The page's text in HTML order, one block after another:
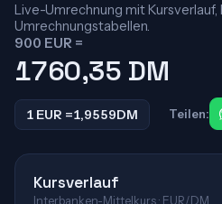
Live-Umrechnung mit Kursverlauf,
Umrechnungstabellen.
900 EUR =
1760,35 DM
1 EUR =1,9559DM Teilen:
Kursverlauf
Interbanken-Mittelkurs · EUR/DM